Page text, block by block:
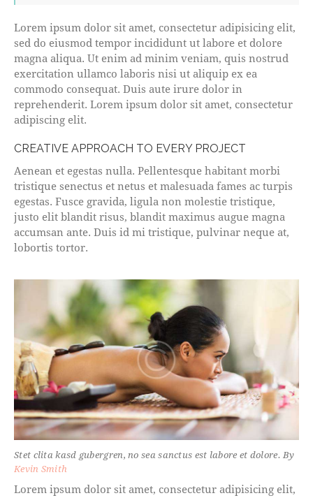
Lorem ipsum dolor sit amet, consectetur adipisicing elit,
sed do eiusmod tempor incididunt ut labore et dolore
magna aliqua. Ut enim ad minim veniam, quis nostrud
exercitation ullamco laboris nisi ut aliquip ex ea
commodo consequat. Duis aute irure dolor in
reprehenderit. Lorem ipsum dolor sit amet, consectetur
adipiscing elit.
CREATIVE APPROACH TO EVERY PROJECT
Aenean et egestas nulla. Pellentesque habitant morbi
tristique senectus et netus et malesuada fames ac turpis
egestas. Fusce gravida, ligula non molestie tristique,
justo elit blandit risus, blandit maximus augue magna
accumsan ante. Duis id mi tristique, pulvinar neque at,
lobortis tortor.
Stet clita kasd gubergren, no sea sanctus est labore et dolore. By
Kevin Smith
Lorem ipsum dolor sit amet, consectetur adipisicing elit,